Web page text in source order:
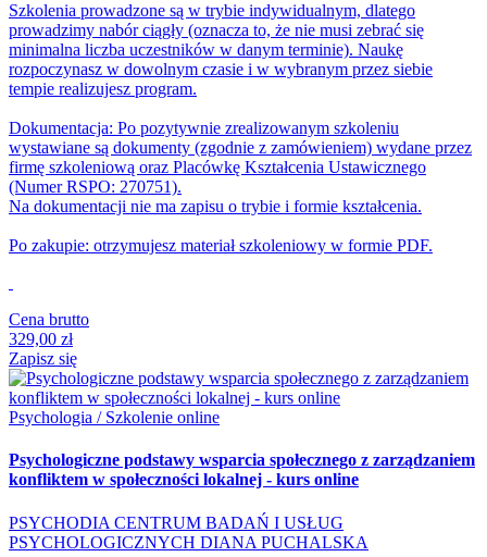
Szkolenia prowadzone są w trybie indywidualnym, dlatego
prowadzimy nabór ciągły (oznacza to, że nie musi zebrać się
minimalna liczba uczestników w danym terminie). Naukę
rozpoczynasz w dowolnym czasie i w wybranym przez siebie
tempie realizujesz program.
Dokumentacja: Po pozytywnie zrealizowanym szkoleniu
wystawiane są dokumenty (zgodnie z zamówieniem) wydane przez
firmę szkoleniową oraz Placówkę Kształcenia Ustawicznego
(Numer RSPO: 270751).
Na dokumentacji nie ma zapisu o trybie i formie kształcenia.
Po zakupie: otrzymujesz materiał szkoleniowy w formie PDF.
Cena brutto
329,00 zł
Zapisz się
Psychologia / Szkolenie online
Psychologiczne podstawy wsparcia społecznego z zarządzaniem
konfliktem w społeczności lokalnej - kurs online
PSYCHODIA CENTRUM BADAŃ I USŁUG
PSYCHOLOGICZNYCH DIANA PUCHALSKA